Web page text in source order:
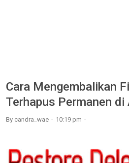
Cara Mengembalikan
Terhapus Permanen di
By candra_wae 10:19 pm